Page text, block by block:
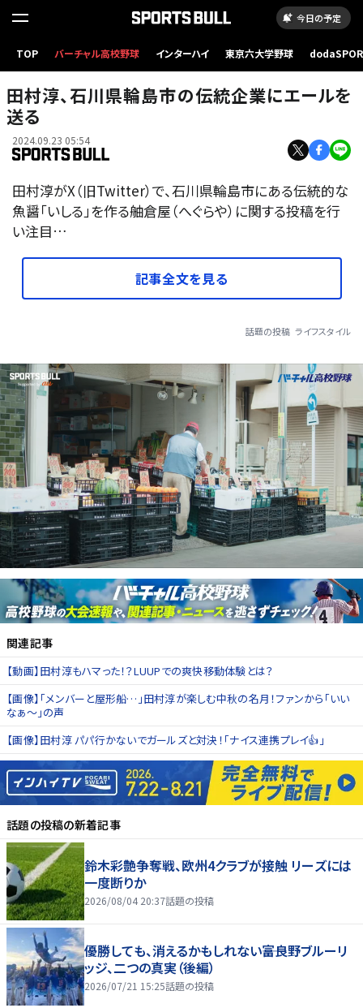
今日の予定
TOP バーチャル高校野球 インターハイ 東京六大学野球
田村淳、石川県輪島市の伝統企業にエールを
送る
2024.09.23 05:54
田村淳がX（旧Twitter）で、石川県輪島市にある伝統的な
魚醤「いしる」を作る舳倉屋（へぐらや）に関する投稿を行
い注目…
記事全文を見る
話題の投稿 ライフスタイル
関連記事
【動画】田村淳もハマった！？LUUPでの爽快移動体験とは？
【画像】「メンバーと屋形船…」田村淳が楽しむ中秋の名月！ファンから「いい
なぁ〜」の声
【画像】田村淳 パパ行かないでガールズと対決！「ナイス連携プレイ👍」
話題の投稿の新着記事
鈴木彩艶争奪戦、欧州4クラブが接触 リーズには
一度断りか
2026/08/04 20:37話題の投稿
優勝しても、消えるかもしれない――富良野ブルーリ
ッジ、二つの真実（後編）
2026/07/21 15:25話題の投稿